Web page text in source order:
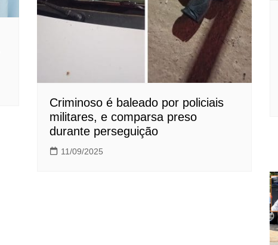
Criminoso é baleado por policiais
militares, e comparsa preso
durante perseguição
11/09/2025